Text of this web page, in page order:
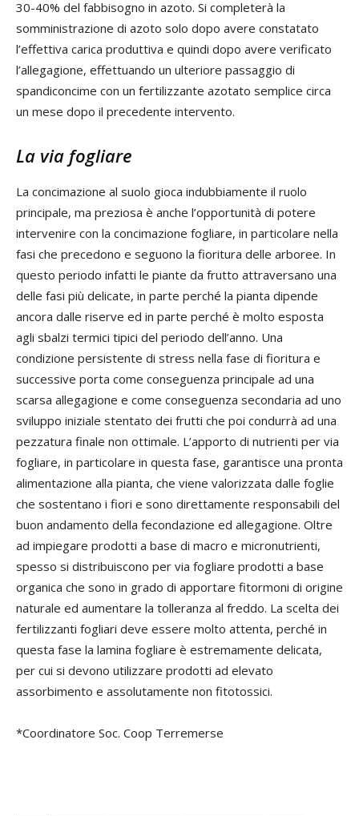
30-40% del fabbisogno in azoto. Si completerà la
somministrazione di azoto solo dopo avere constatato
l’effettiva carica produttiva e quindi dopo avere verificato
l’allegagione, effettuando un ulteriore passaggio di
spandiconcime con un fertilizzante azotato semplice circa
un mese dopo il precedente intervento.
La via fogliare
La concimazione al suolo gioca indubbiamente il ruolo
principale, ma preziosa è anche l’opportunità di potere
intervenire con la concimazione fogliare, in particolare nella
fasi che precedono e seguono la fioritura delle arboree. In
questo periodo infatti le piante da frutto attraversano una
delle fasi più delicate, in parte perché la pianta dipende
ancora dalle riserve ed in parte perché è molto esposta
agli sbalzi termici tipici del periodo dell’anno. Una
condizione persistente di stress nella fase di fioritura e
successive porta come conseguenza principale ad una
scarsa allegagione e come conseguenza secondaria ad uno
sviluppo iniziale stentato dei frutti che poi condurrà ad una
pezzatura finale non ottimale. L’apporto di nutrienti per via
fogliare, in particolare in questa fase, garantisce una pronta
alimentazione alla pianta, che viene valorizzata dalle foglie
che sostentano i fiori e sono direttamente responsabili del
buon andamento della fecondazione ed allegagione. Oltre
ad impiegare prodotti a base di macro e micronutrienti,
spesso si distribuiscono per via fogliare prodotti a base
organica che sono in grado di apportare fitormoni di origine
naturale ed aumentare la tolleranza al freddo. La scelta dei
fertilizzanti fogliari deve essere molto attenta, perché in
questa fase la lamina fogliare è estremamente delicata,
per cui si devono utilizzare prodotti ad elevato
assorbimento e assolutamente non fitotossici.
*Coordinatore Soc. Coop Terremerse